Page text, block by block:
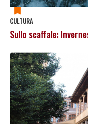
CULTURA
Sullo scaffale: